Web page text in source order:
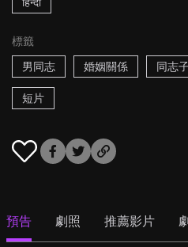
標籤
男同志
婚姻關係 同志
短片
預告 劇照 推薦影片